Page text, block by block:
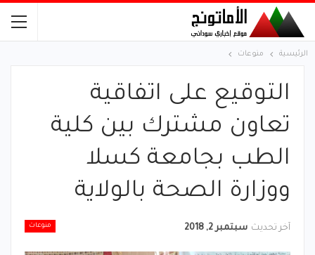
الرئيسية منوعات
التوقيع على اتفاقية
تعاون مشترك بين كلية
الطب بجامعة كسلا
ووزارة الصحة بالولاية
منوعات آخر تحديث سبتمبر 2, 2018